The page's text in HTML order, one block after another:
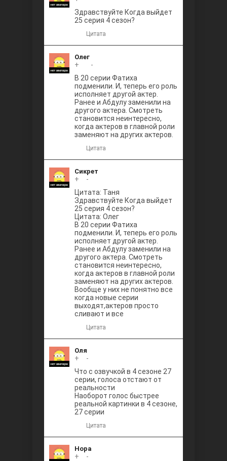
Здравствуйте Когда выйдет
25 серия 4 сезон?
Цитата
Олег
+
-
В 20 серии Фатиха
подменили. И, теперь его роль
исполняет другой актер.
Ранее и Абдулу заменили на
другого актера. Смотреть
становится неинтересно,
когда актеров в главной роли
заменяют на других актеров.
Цитата
Сикрет
+
-
Цитата: Таня
Здравствуйте Когда выйдет
25 серия 4 сезон?
Цитата: Олег
В 20 серии Фатиха
подменили. И, теперь его роль
исполняет другой актер.
Ранее и Абдулу заменили на
другого актера. Смотреть
становится неинтересно,
когда актеров в главной роли
заменяют на других актеров.
Вообще у них не понятно все
когда новые серии
выходят,актеров просто
сливают и все
Цитата
Оля
+
-
Что с озвучкой в 4 сезоне 27
серии, голоса отстают от
реальности
Наоборот голос быстрее
реальной картинки в 4 сезоне,
27 серии
Цитата
Нора
+
-